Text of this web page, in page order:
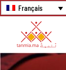
Français